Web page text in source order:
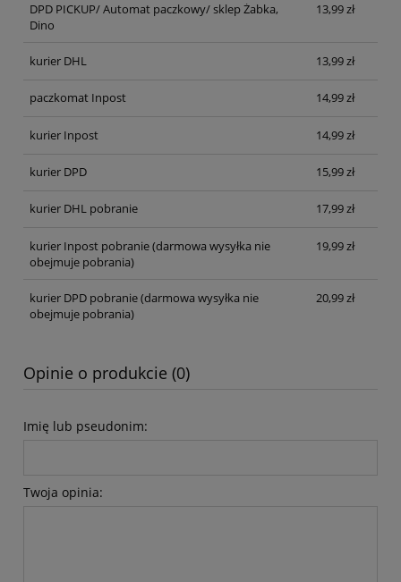
DPD PICKUP/ Automat paczkowy/ sklep Żabka,
Dino
13,99 zł
kurier DHL 13,99 zł
paczkomat Inpost 14,99 zł
kurier Inpost 14,99 zł
kurier DPD 15,99 zł
kurier DHL pobranie 17,99 zł
kurier Inpost pobranie(darmowa wysyłka nie
obejmuje pobrania)
19,99 zł
kurier DPD pobranie(darmowa wysyłka nie
obejmuje pobrania)
20,99 zł
Opinie o produkcie (0)
Imię lub pseudonim:
Twoja opinia: